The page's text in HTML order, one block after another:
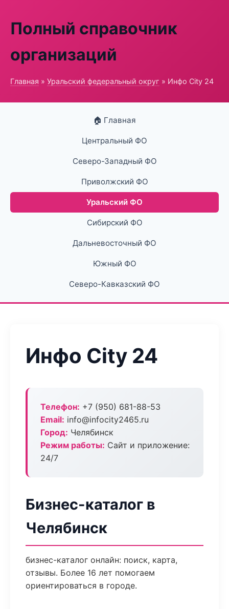
Полный справочник
организаций
Главная » Уральский федеральный округ » Инфо City 24
🏠 Главная
Центральный ФО
Северо-Западный ФО
Приволжский ФО
Уральский ФО
Сибирский ФО
Дальневосточный ФО
Южный ФО
Северо-Кавказский ФО
Инфо City 24
Телефон: +7 (950) 681-88-53
Email: info@infocity2465.ru
Город: Челябинск
Режим работы: Сайт и приложение:
24/7
Бизнес-каталог в
Челябинск
бизнес-каталог онлайн: поиск, карта,
отзывы. Более 16 лет помогаем
ориентироваться в городе.